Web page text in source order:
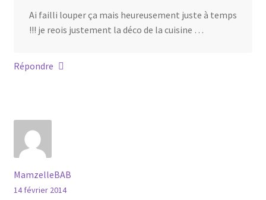
Ai failli louper ça mais heureusement juste à temps
!!! je reois justement la déco de la cuisine …
Répondre
MamzelleBAB
14 février 2014